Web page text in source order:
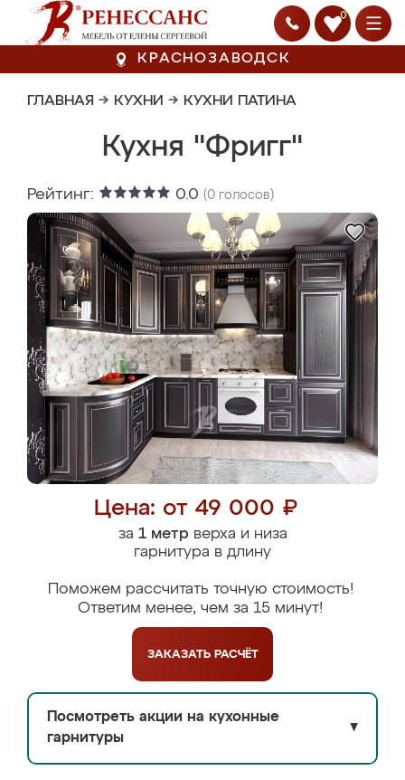
0
КРАСНОЗАВОДСК
ГЛАВНАЯ → КУХНИ → КУХНИ ПАТИНА
Кухня "Фригг"
Рейтинг: 0.0 (0 голосов)
Цена: от 49 000 ₽
за 1 метрверха и низа
гарнитура в длину
Поможем рассчитать точную стоимость!
Ответим менее, чем за 15 минут!
ЗАКАЗАТЬ РАСЧЁТ
Посмотреть акции на кухонные
гарнитуры
▼